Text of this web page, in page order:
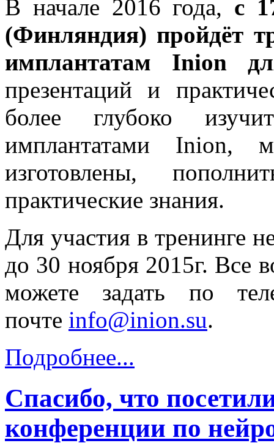
В начале 2016 года, с
(Финляндия) пройдёт
имплантатам Inion
презентаций и
более глубоко
имплантатами Inion,
изготовлены,
практические знания.
Для участия в тренинге
до 30 ноября 2015г. Все
можете задать по
почте info@inion.su.
Подробнее...
Спасибо, что
конференции по